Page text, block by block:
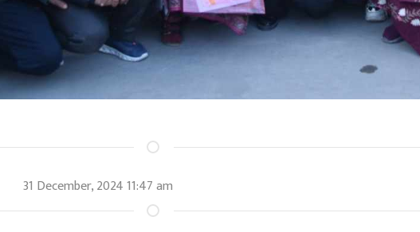
31 December, 2024 11:47 am